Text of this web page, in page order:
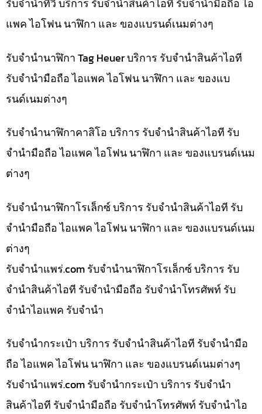
รับจำนำทีวี บริการ รับจำนำสินค้าไอที รับจำนำมือถือ ไอ
แพค ไอโฟน นาฬิกา และ ของแบรนด์เนมต่างๆ
รับจำนำนาฬิกา Tag Heuer บริการ รับจำนำสินค้าไอที
รับจำนำมือถือ ไอแพค ไอโฟน นาฬิกา และ ของแบ
รนด์เนมต่างๆ
รับจำนำนาฬิกาคาสิโอ บริการ รับจำนำสินค้าไอที รับ
จำนำมือถือ ไอแพค ไอโฟน นาฬิกา และ ของแบรนด์เนม
ต่างๆ
รับจำนำนาฬิกาโรเล็กซ์ บริการ รับจำนำสินค้าไอที รับ
จำนำมือถือ ไอแพค ไอโฟน นาฬิกา และ ของแบรนด์เนม
ต่างๆ
รับจํานําแพร่.com รับจำนำนาฬิกาโรเล็กซ์ บริการ รับ
จำนำสินค้าไอที รับจำนำมือถือ รับจำนำโทรศัพท์ รับ
จำนำไอแพค รับจำนำ
รับจำนำกระเป๋า บริการ รับจำนำสินค้าไอที รับจำนำมือ
ถือ ไอแพค ไอโฟน นาฬิกา และ ของแบรนด์เนมต่างๆ
รับจํานําแพร่.com รับจำนำกระเป๋า บริการ รับจำนำ
สินค้าไอที รับจำนำมือถือ รับจำนำโทรศัพท์ รับจำนำไอ